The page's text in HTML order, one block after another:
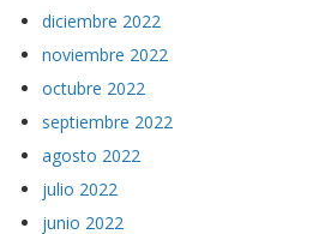
diciembre 2022
noviembre 2022
octubre 2022
septiembre 2022
agosto 2022
julio 2022
junio 2022